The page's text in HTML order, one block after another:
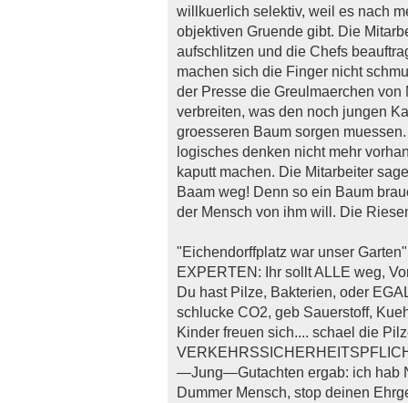
willkuerlich selektiv, weil es nach
objektiven Gruende gibt. Die
aufschlitzen und die Chefs
machen sich die Finger nicht
der Presse die Greulmaerchen
verbreiten, was den noch jungen
groesseren Baum sorgen
logisches denken nicht mehr
kaputt machen. Die Mitarbeiter
Baam weg! Denn so ein Baum
der Mensch von ihm will. Die
"Eichendorffplatz war unser
EXPERTEN: Ihr sollt ALLE weg,
Du hast Pilze, Bakterien, oder
schlucke CO2, geb Sauerstoff,
Kinder freuen sich.... schael die
—Jung—Gutachten ergab: ich hab
Dummer Mensch, stop deinen